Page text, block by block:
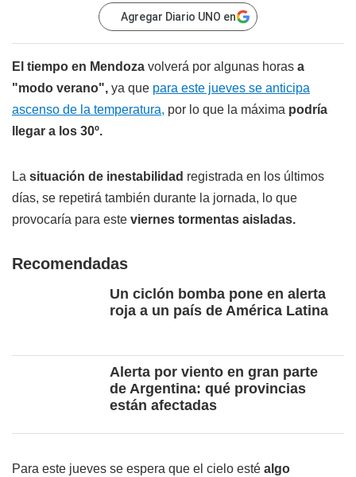
Agregar Diario UNO en
El tiempo en Mendoza volverá por algunas horas a
"modo verano", ya que para este jueves se anticipa
ascenso de la temperatura, por lo que la máxima podría
llegar a los 30º.
La situación de inestabilidad registrada en los últimos
días, se repetirá también durante la jornada, lo que
provocaría para este viernes tormentas aisladas.
Recomendadas
Un ciclón bomba pone en alerta
roja a un país de América Latina
Alerta por viento en gran parte
de Argentina: qué provincias
están afectadas
Para este jueves se espera que el cielo esté algo